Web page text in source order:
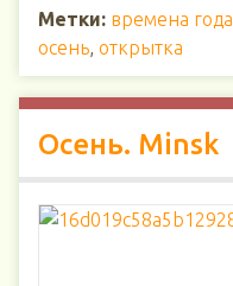
Метки: времена года
осень, открытка
Осень. Minsk